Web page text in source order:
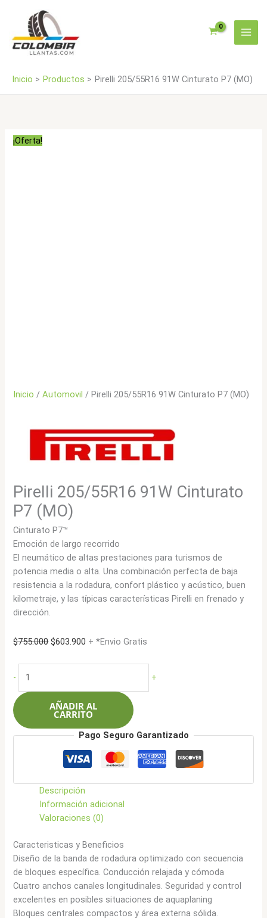
contenido
Inicio Productos Pirelli 205/55R16 91W Cinturato P7 (MO)
¡Oferta!
Inicio /Automovil / Pirelli 205/55R16 91W Cinturato P7 (MO)
Pirelli 205/55R16 91W Cinturato
P7 (MO)
Cinturato P7™
Emoción de largo recorrido
El neumático de altas prestaciones para turismos de
potencia media o alta. Una combinación perfecta de baja
resistencia a la rodadura, confort plástico y acústico, buen
kilometraje, y las típicas características Pirelli en frenado y
dirección.
$755.000El
$603.900 El
$603.900.
+ *Envio Gratis
-
205/55R16
91W
Cinturato
P7
(MO)
+
AÑADIR AL
CARRITO
Pago Seguro Garantizado
Descripción
Información adicional
Valoraciones (0)
Caracteristicas y Beneficios
Diseño de la banda de rodadura optimizado con secuencia
de bloques específica. Conducción relajada y cómoda
Cuatro anchos canales longitudinales. Seguridad y control
excelentes en posibles situaciones de aquaplaning
Bloques centrales compactos y área externa sólida.
(MO)
cantidad